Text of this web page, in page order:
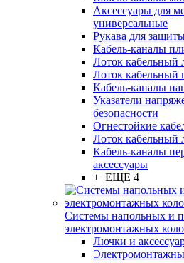
Аксессуары для
универсальные
Рукава для
Кабель-каналы
Лоток кабельный
Лоток кабельный
Кабель-каналы
Указатели
безопасности
Огнестойкие
Лоток кабельный
Кабель-каналы
аксессуары
+ ЕЩЕ 4
Системы напольных и
электромонтажных
Лючки и